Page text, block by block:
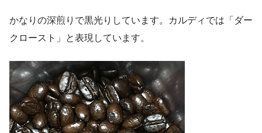
かなりの深煎りで黒光りしています。カルディでは「ダー
クロースト」と表現しています。